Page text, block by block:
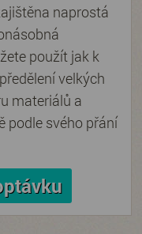
naprostá
použít jak k
velkých
materiálů a
podle svého přání